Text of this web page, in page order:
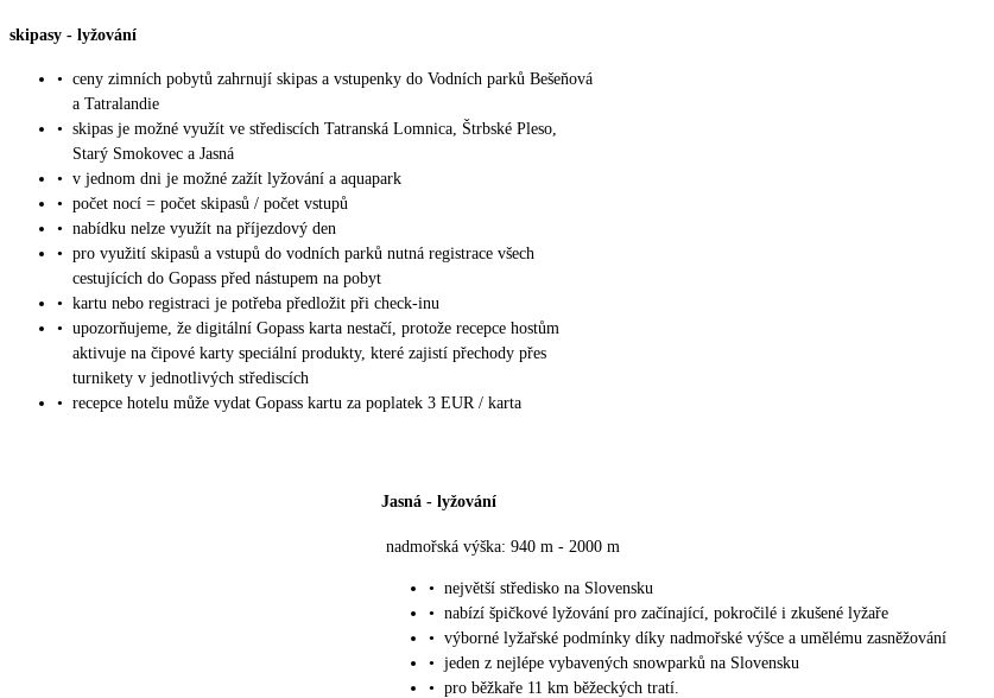
skipasy - lyžování
• ceny zimních pobytů zahrnují skipas a vstupenky do Vodních parků Bešeňová
a Tatralandie
• skipas je možné využít ve střediscích Tatranská Lomnica, Štrbské Pleso,
Starý Smokovec a Jasná
• v jednom dni je možné zažít lyžování a aquapark
• počet nocí = počet skipasů / počet vstupů
• nabídku nelze využít na příjezdový den
• pro využití skipasů a vstupů do vodních parků nutná registrace všech
cestujících do Gopass před nástupem na pobyt
• kartu nebo registraci je potřeba předložit při check-inu
• upozorňujeme, že digitální Gopass karta nestačí, protože recepce hostům
aktivuje na čipové karty speciální produkty, které zajistí přechody přes
turnikety v jednotlivých střediscích
• recepce hotelu může vydat Gopass kartu za poplatek 3 EUR / karta
Jasná - lyžování
nadmořská výška: 940 m - 2000 m
• největší středisko na Slovensku
• nabízí špičkové lyžování pro začínající, pokročilé i zkušené lyžaře
• výborné lyžařské podmínky díky nadmořské výšce a umělému zasněžování
• jeden z nejlépe vybavených snowparků na Slovensku
• pro běžkaře 11 km běžeckých tratí.